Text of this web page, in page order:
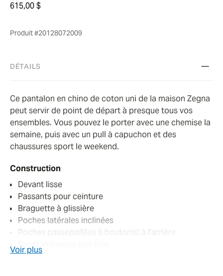
615,00 $
Produit #20128072009
DÉTAILS
Ce pantalon en chino de coton uni de la maison Zegna
peut servir de point de départ à presque tous vos
ensembles. Vous pouvez le porter avec une chemise la
semaine, puis avec un pull à capuchon et des
chaussures sport le weekend.
Construction
Devant lisse
Passants pour ceinture
Braguette à glissière
Poches latérales inclinées
Poches passepoilées à bouton(s) à l’arrière
Bords inférieurs non finis
Fabriqué en Roumanie
Voir plus